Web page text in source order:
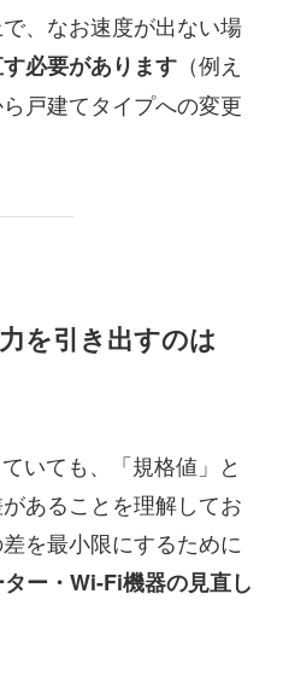
、なお速度が出ない場
必要があります（例え
戸建てタイプへの変更
を引き出すのは
いても、「規格値」と
あることを理解してお
を最小限にするために
ー・Wi-Fi機器の見直し